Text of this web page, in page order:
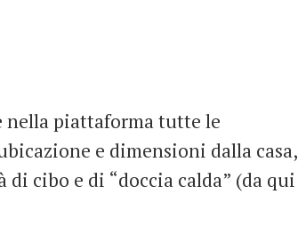
nella piattaforma tutte le
e dimensioni dalla casa,
cibo e di “doccia calda” (da qui